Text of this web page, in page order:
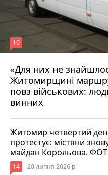
«Для них не
Житомирщині
повз військових:
винних
19
17 липня 2026 р.
Житомир четвертий
протестує: містяни
майдан Корольова.
14 20 липня 2026 р.